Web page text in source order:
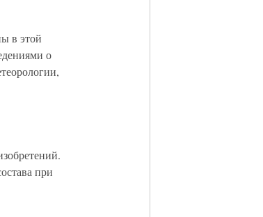
в этой
о
при